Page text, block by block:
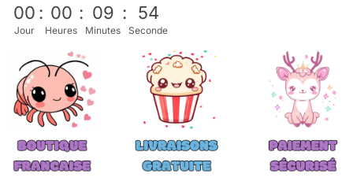
00
Jour
: 00
Heures
: 09
Minutes
: 53
Seconde